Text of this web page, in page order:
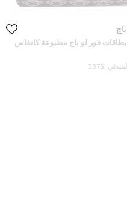
فور لو باج مطبوعة كانفاس
عنابي و مسطردة
$337